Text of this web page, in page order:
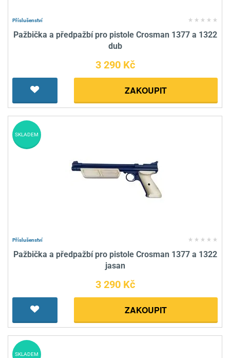
Příslušenství
Pažbička a předpažbí pro pistole Crosman 1377 a 1322
dub
3 290 Kč
ZAKOUPIT
Příslušenství
Pažbička a předpažbí pro pistole Crosman 1377 a 1322
jasan
3 290 Kč
ZAKOUPIT
SKLADEM
SKLADEM